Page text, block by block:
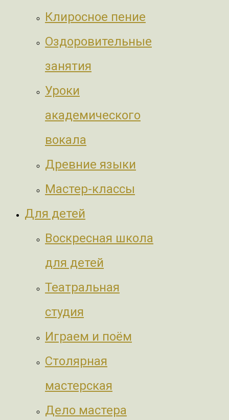
Клиросное пение
Оздоровительные
занятия
Уроки
академического
вокала
Древние языки
Мастер-классы
Для детей
Воскресная школа
для детей
Театральная
студия
Играем и поём
Столярная
мастерская
Дело мастера